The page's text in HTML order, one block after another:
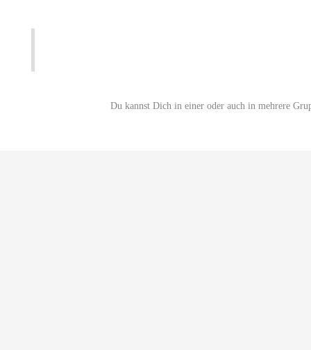
Du kannst Dich in einer oder auch in mehrere